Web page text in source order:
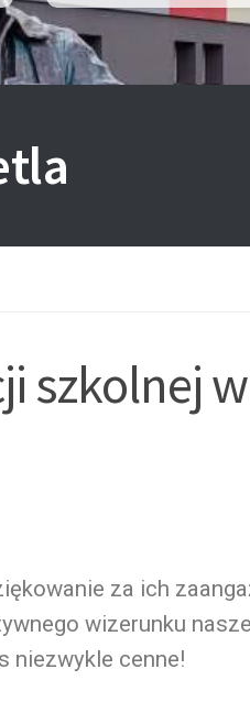
szkolnej
za ich
wizerunku
niezwykle cenne!